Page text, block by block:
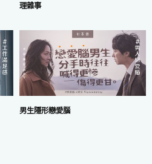
理雜事
男生隱形戀愛腦